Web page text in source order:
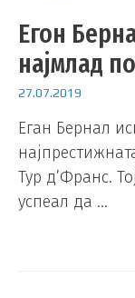
Егон
најмлад
27.07.2019
Еган Бернал
Тур д’Франс.
успеал да …